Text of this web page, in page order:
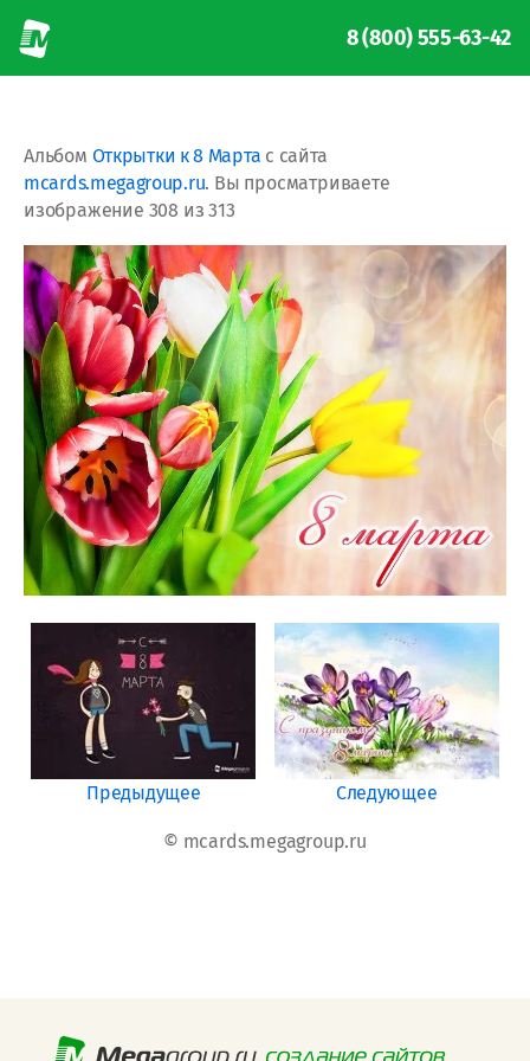
8 (800) 555-63-42
Альбом Открытки к 8 Марта с сайта
mcards.megagroup.ru. Вы просматриваете
изображение 308 из 313
Предыдущее Следующее
© mcards.megagroup.ru